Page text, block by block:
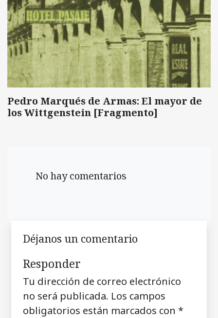
Pedro Marqués de Armas: El mayor de
los Wittgenstein [Fragmento]
No hay comentarios
Déjanos un comentario
Responder
Tu dirección de correo electrónico
no será publicada. Los campos
obligatorios están marcados con *